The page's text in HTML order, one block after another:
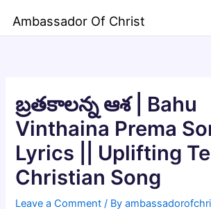
Ambassador Of Christ
బ్రతకాలన్న ఆశ | Bahu
Vinthaina Prema
Lyrics || Uplifting
Christian Song
Leave a Comment / By